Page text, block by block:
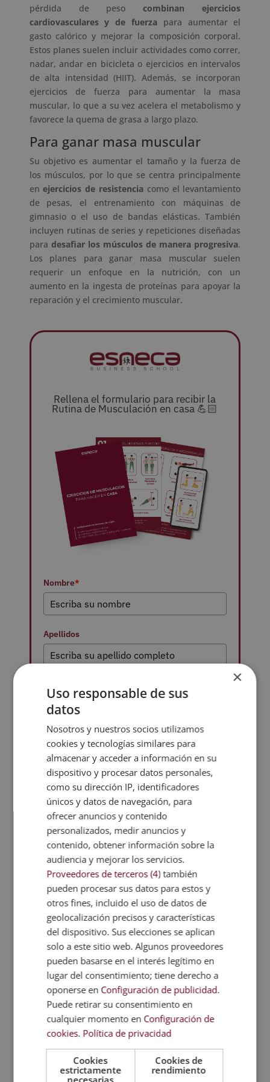
pérdida de pesocombinan ejercicios
cardiovasculares y de fuerza para aumentar el
gasto calórico y mejorar la composición corporal.
Estos planes suelen incluir actividades como correr,
nadar, andar en bicicleta o ejercicios en intervalos
de alta intensidad (HIIT). Además, se incorporan
ejercicios de fuerza para aumentar la masa
muscular, lo que a su vez acelera el metabolismo y
favorece la quema de grasa a largo plazo.
Para ganar masa muscular
Su objetivo es aumentar el tamaño y la fuerza de
los músculos, por lo que se centra principalmente
enejercicios de resistencia como el levantamiento
de pesas, el entrenamiento con máquinas de
gimnasio o el uso de bandas elásticas. También
incluyen rutinas de series y repeticiones diseñadas
para desafiar los músculos de manera progresiva.
Los planes para ganar masa muscular suelen
requerir un enfoque en la nutrición, con un
aumento en la ingesta de proteínas para apoyar la
reparación y el crecimiento muscular.
Rellena el formulario para recibir la
Rutina de Musculación en casa 💪🏻
Nombre*
Apellidos
País de residencia*
Opción 3
Ud. consiente que - incluso finalizada nuestra
relación - GRUPO ESNECA FORMACIÓN, S.L.
comunique sus datos a las empresas del GRUPO
ESNECA FORMACIÓN relacionadas en
www.grupoesneca.com para que desarrollen su
actividad en los sectores editorial, formación y
cultura, para que le informen (telefónica y/o correo
electrónico) de sus productos y/o servicios.
Trataremos sus datos para informarle (telefónica y/o
correo electrónico) sobre nuestros productos y/o
servicios. En la política de privacidad conocerás tus
derechos y gestionarás la baja.
He leído y acepto la
política de privacidad y las
condiciones de uso
Enviar
×
Uso responsable de sus
datos
Nosotros y nuestros socios utilizamos
cookies y tecnologías similares para
almacenar y acceder a información en su
dispositivo y procesar datos personales,
como su dirección IP, identificadores
únicos y datos de navegación, para
ofrecer anuncios y contenido
personalizados, medir anuncios y
contenido, obtener información sobre la
audiencia y mejorar los servicios.
Proveedores de terceros (4) también
pueden procesar sus datos para estos y
otros fines, incluido el uso de datos de
geolocalización precisos y características
del dispositivo. Sus elecciones se aplican
solo a este sitio web. Algunos proveedores
pueden basarse en el interés legítimo en
lugar del consentimiento; tiene derecho a
oponerse en Configuración de publicidad.
Puede retirar su consentimiento en
cualquier momento en Configuración de
cookies. Política de privacidad
Cookies
estrictamente
necesarias
Cookies de
rendimiento